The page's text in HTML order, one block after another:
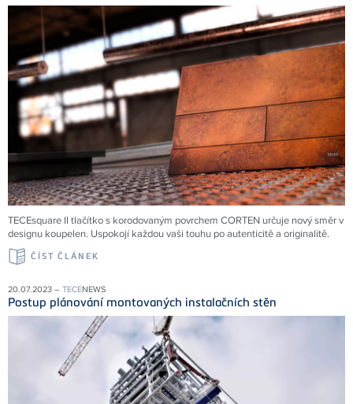
TECEsquare II tlačítko s korodovaným povrchem CORTEN určuje nový směr v
designu koupelen. Uspokojí každou vaši touhu po autenticitě a originalitě.
ČÍST ČLÁNEK
20.07.2023 – TECENEWS
Postup plánování montovaných instalačních stěn